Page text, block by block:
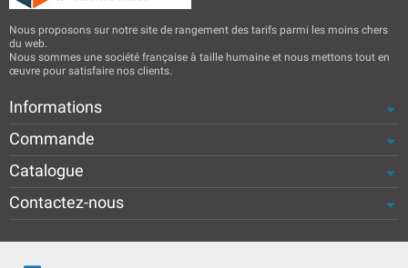
Nous proposons sur notre site de rangement des tarifs parmi les moins chers
du web.
Nous sommes une société française à taille humaine et nous mettons tout en
œuvre pour satisfaire nos clients.
Informations
Commande
Catalogue
Contactez-nous